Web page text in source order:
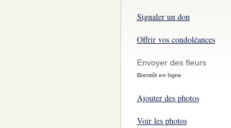
Signaler un don
Offrir vos condoléances
Envoyer des fleurs
Bientôt en ligne
Ajouter des photos
Voir les photos